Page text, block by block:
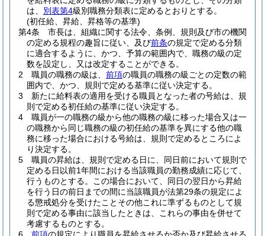
は、 別表第4級別職務分類表に定めるとおりとする。
(初任給、昇給、昇格等の基準)
第4条
市長は、組織に関する法令、条例、規則及び市の機関
の定める規程の趣旨に従い、及び前条の規定で定める分類
に適合するように、かつ、予算の範囲内で、職務の級の定
数を設定し、又は改定することができる。
2
職員の職務の級は、 前項の職員の職務の級ごとの定数の範
囲内で、かつ、規則で定める基準に従い決定する。
3
新たに給料表の適用を受ける職員となった者の号給は、規
則で定める初任給の基準に従い決定する。
4
職員が一の職務の級から他の職務の級に移った場合又は一
の職務から同じ職務の級の初任給の基準を異にする他の職
務に移った場合における号給は、規則で定めるところによ
り決定する。
5
職員の昇給は、規則で定める日に、同日前において規則で
定める日以前1年間における当該職員の勤務成績に応じて、
行うものとする。
この場合において、同日の翌日から昇給
を行う日の前日までの間に当該職員が法第29条の規定によ
る懲戒処分を受けたことその他これに準ずるものとして規
則で定める事由に該当したときは、これらの事由を併せて
考慮するものとする。